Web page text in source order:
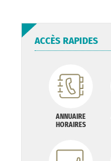
ACCÈS RAPIDES
ANNUAIRE
HORAIRES